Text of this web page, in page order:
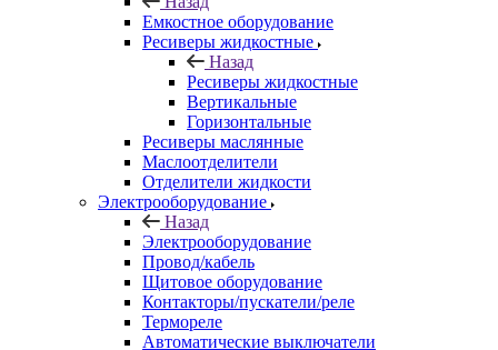
Емкостное оборудование
Ресиверы жидкостные
Назад
Ресиверы жидкостные
Вертикальные
Горизонтальные
Ресиверы маслянные
Маслоотделители
Отделители жидкости
Электрооборудование
Назад
Электрооборудование
Провод/кабель
Щитовое оборудование
Контакторы/пускатели/реле
Термореле
Автоматические выключатели